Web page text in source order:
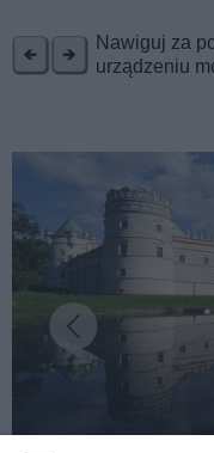
Nawiguj za
urządzeniu